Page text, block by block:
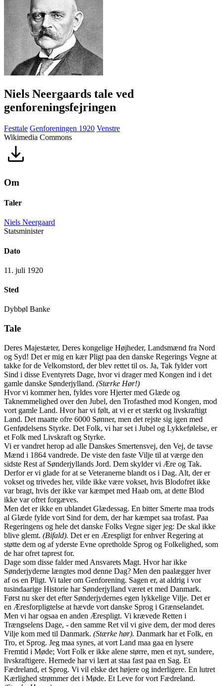
Niels Neergaards tale ved
genforeningsfejringen
Festtale Genforeningen 1920 Venstre
Wikimedia Commons
Om
Taler
Niels Neergaard
Statsminister
Dato
11. juli 1920
Sted
Dybbøl Banke
Tale
Deres Majestæter, Deres kongelige Højheder, Landsmænd fra Nord
og Syd! Det er mig en kær Pligt paa den danske Regerings Vegne at
takke for de Velkomstord, der blev rettet til os. Ja, Tak fylder vort
Sind i disse Eventyrets Dage, hvor vi drager med Kongen ind i det
gamle danske Sønderjylland. (Stærke Hør!)
Hvor vi kommer hen, fyldes vore Hjerter med Glæde og
Taknemmelighed over den Jubel, den Trofasthed mod Kongen, mod
vort gamle Land. Hvor har vi følt, at vi er et stærkt og livskraftigt
Land. Det maatte ofre 6000 Sønner, men det rejste sig igen med
Genfødelsens Styrke. Det Folk, vi har set i Jubel og Lykkefølelse, er
et Folk med Livskraft og Styrke.
Vi er vandret herop ad alle Danskes Smertensvej, den Vej, de tavse
Mænd i 1864 vandrede. De viste den faste Vilje til at værge den
sidste Rest af Sønderjyllands Jord. Dem skylder vi Ære og Tak.
Derfor er vi glade for at se Veteranerne blandt os i Dag. Alt, der er
vokset og trivedes her, vilde ikke være vokset, hvis Blodofret ikke
var bragt, hvis der ikke var kæmpet med Haab om, at dette Blod
ikke var ofret forgæves.
Men det er ikke en ublandet Glædessag. En bitter Smerte maa trods
al Glæde fylde vort Sind for dem, der har kæmpet saa trofast. Paa
Regeringens og hele det danske Folks Vegne siger jeg: De skal ikke
blive glemt. (Bifald). Det er en Ærespligt for enhver Regering at
støtte dem og af yderste Evne opretholde Sprog og Folkelighed, som
de har ofret taprest for.
Dage som disse falder med Ansvarets Magt. Hvor har ikke
Sønderjyderne længtes mod denne Dag? Men den paalægger hver
af os en Pligt. Vi taler om Genforening. Sagen er, at aldrig i vor
tusindaarige Historie har Sønderjylland været et med Danmark.
Først nu sker det efter Sønderjydernes egen lykkelige Vilje. Det er
en Æresforpligtelse at hævde vort danske Sprog i Grænselandet.
Men vi har ogsaa en anden Ærespligt. Vi krævede Retten i
Trængselens Dage, - den samme Ret vil vi give dem, der mod deres
Vilje kom med til Danmark. (Stærke hør). Danmark har et Folk, en
Tro, et Sprog. Jeg maa synes, at vort Land maa gaa en lysere
Fremtid i Møde; Vort Folk er ikke alene større, men et nyt, sundere,
livskraftigere. Hernede har vi lært at staa fast paa en Sag. Et
Fædreland, et Sprog. Vi vil elske det højere og inderligere. En lutret
Kærlighed strømmer det i Møde. Et Leve for vort Fædreland.